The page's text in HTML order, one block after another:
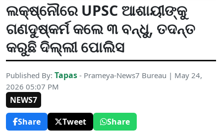
ଲକ୍ଷ୍ନୌରେ UPSC ଆଶାୟୀଙ୍କୁ
ଗଣଦୁଷ୍କର୍ମ କଲେ ୩ ବନ୍ଧୁ, ତଦନ୍ତ
କରୁଛି ଦିଲ୍ଲୀ ପୋଲିସ
Published By: Tapas - Prameya-News7 Bureau | May 24,
2026 05:07 PM
NEWS7
Share
Tweet Share